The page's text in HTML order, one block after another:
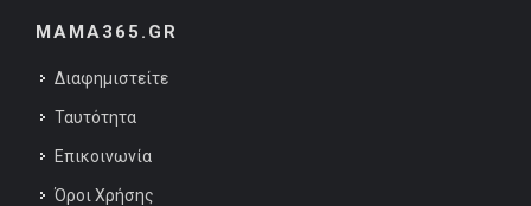
MAMA365.GR
Διαφημιστείτε
Ταυτότητα
Επικοινωνία
Όροι Χρήσης